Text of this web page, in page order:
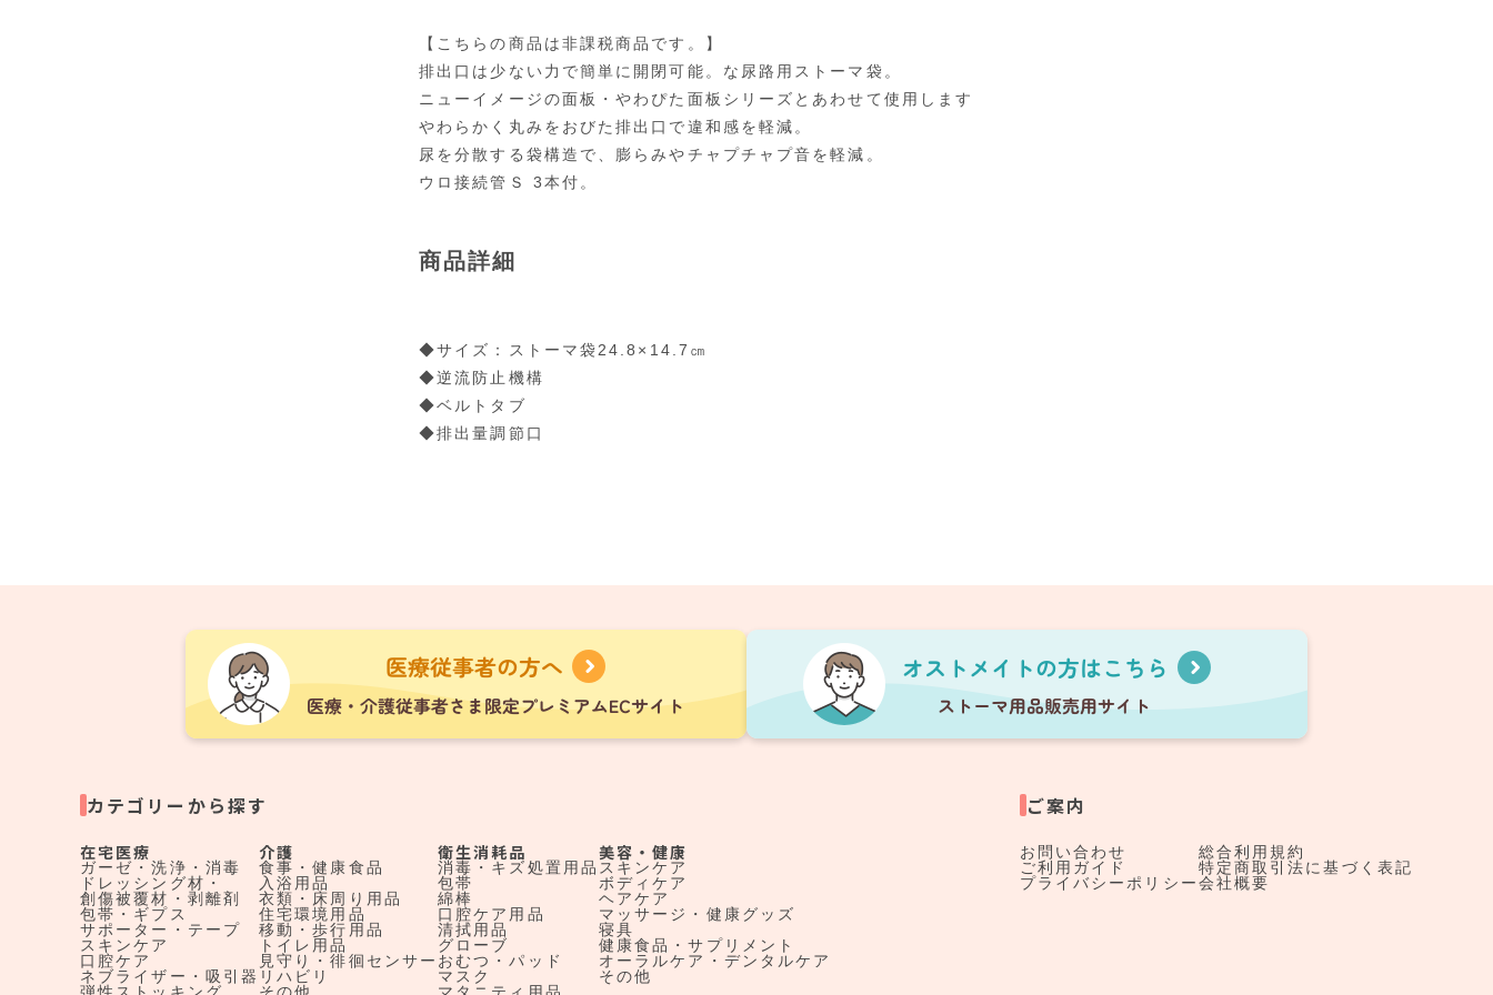
【こちらの商品は非課税商品です。】
排出口は少ない力で簡単に開閉可能。な尿路用ストーマ袋。
ニューイメージの面板・やわぴた面板シリーズとあわせて使用します
やわらかく丸みをおびた排出口で違和感を軽減。
尿を分散する袋構造で、膨らみやチャプチャプ音を軽減。
ウロ接続管Ｓ 3本付。
商品詳細
◆サイズ：ストーマ袋24.8×14.7㎝
◆逆流防止機構
◆ベルトタブ
◆排出量調節口
カテゴリーから探す
在宅医療
ガーゼ・洗浄・消毒
ドレッシング材・
創傷被覆材・剥離剤
包帯・ギプス
サポーター・テープ
スキンケア
口腔ケア
ネブライザー・吸引器
介護
食事・健康食品
入浴用品
衣類・床周り用品
住宅環境用品
移動・歩行用品
トイレ用品
見守り・徘徊センサー
リハビリ
衛生消耗品
消毒・キズ処置用品
包帯
綿棒
口腔ケア用品
清拭用品
グローブ
おむつ・パッド
マスク
美容・健康
スキンケア
ボディケア
ヘアケア
マッサージ・健康グッズ
寝具
健康食品・サプリメント
オーラルケア・デンタルケア
その他
ご案内
お問い合わせ
ご利用ガイド
プライバシーポリシー
総合利用規約
特定商取引法に基づく表記
会社概要